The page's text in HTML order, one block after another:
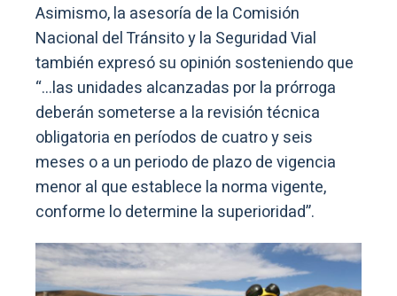
Asimismo, la asesoría de la Comisión
Nacional del Tránsito y la Seguridad Vial
también expresó su opinión sosteniendo que
“…las unidades alcanzadas por la prórroga
deberán someterse a la revisión técnica
obligatoria en períodos de cuatro y seis
meses o a un periodo de plazo de vigencia
menor al que establece la norma vigente,
conforme lo determine la superioridad”.